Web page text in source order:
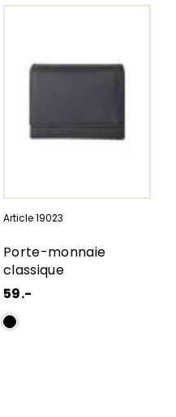
Article 19023
Porte-monnaie
classique
59.-